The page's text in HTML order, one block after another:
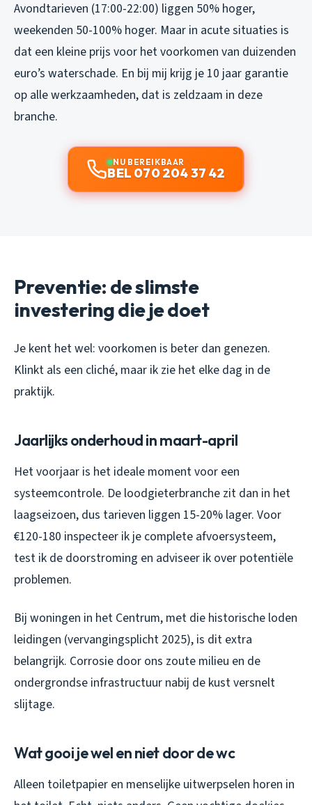
Avondtarieven (17:00-22:00) liggen 50% hoger,
weekenden 50-100% hoger. Maar in acute situaties is
dat een kleine prijs voor het voorkomen van duizenden
euro’s waterschade. En bij mij krijg je 10 jaar garantie
op alle werkzaamheden, dat is zeldzaam in deze
branche.
NU BEREIKBAAR
BEL 070 204 37 42
Preventie: de slimste
investering die je doet
Je kent het wel: voorkomen is beter dan genezen.
Klinkt als een cliché, maar ik zie het elke dag in de
praktijk.
Jaarlijks onderhoud in maart-april
Het voorjaar is het ideale moment voor een
systeemcontrole. De loodgieterbranche zit dan in het
laagseizoen, dus tarieven liggen 15-20% lager. Voor
€120-180 inspecteer ik je complete afvoersysteem,
test ik de doorstroming en adviseer ik over potentiële
problemen.
Bij woningen in het Centrum, met die historische loden
leidingen (vervangingsplicht 2025), is dit extra
belangrijk. Corrosie door ons zoute milieu en de
ondergrondse infrastructuur nabij de kust versnelt
slijtage.
Wat gooi je wel en niet door de wc
Alleen toiletpapier en menselijke uitwerpselen horen in